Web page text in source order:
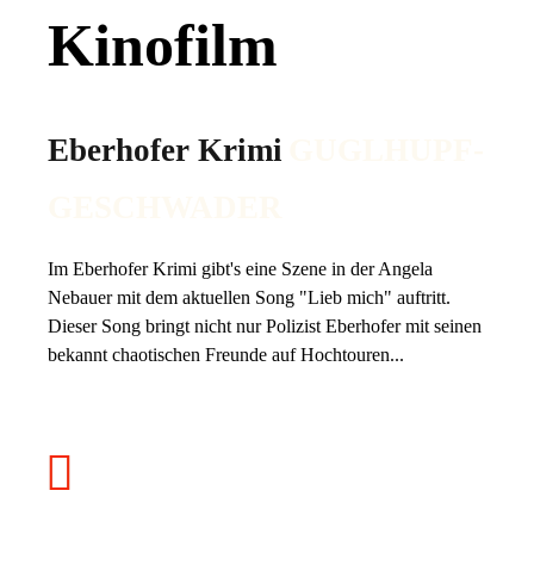
Kinofilm
Eberhofer Krimi
Im Eberhofer Krimi gibt's eine Szene in der Angela
Nebauer mit dem aktuellen Song "Lieb mich" auftritt.
Dieser Song bringt nicht nur Polizist Eberhofer mit seinen
bekannt chaotischen Freunde auf Hochtouren...